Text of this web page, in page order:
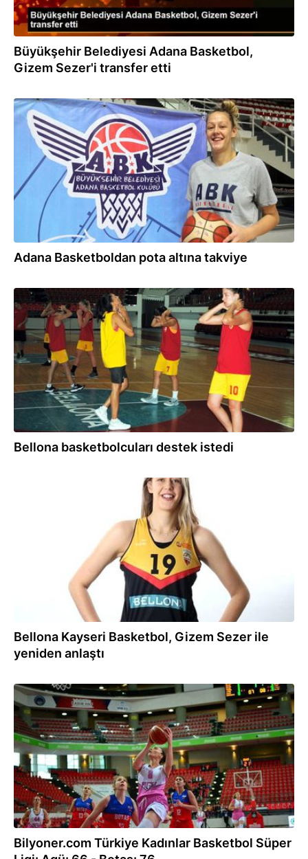
Büyükşehir Belediyesi Adana Basketbol,
Gizem Sezer'i transfer etti
12.12.2019
Adana Basketboldan pota altına takviye
27.08.2019
Bellona basketbolcuları destek istedi
Bellona Kayseri Basketbol, Gizem Sezer ile
yeniden anlaştı
03.03.2018
Bilyoner.com Türkiye Kadınlar Basketbol Süper